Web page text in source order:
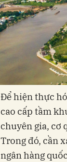
Để hiện thực
cao cấp tầm
chuyên gia, cơ
Trong đó, cần
ngân hàng